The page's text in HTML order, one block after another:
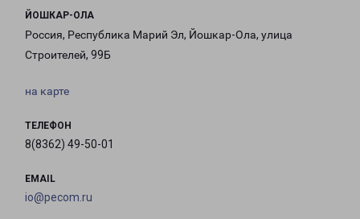
ЙОШКАР-ОЛА
Россия, Республика Марий Эл, Йошкар-Ола, улица
Строителей, 99Б
на карте
ТЕЛЕФОН
8(8362) 49-50-01
EMAIL
io@pecom.ru